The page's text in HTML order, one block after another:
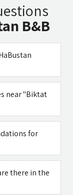
Burger MB
Caffe Ti - בית
קפה במטולה
B&B
near "Biktat
for
there in the